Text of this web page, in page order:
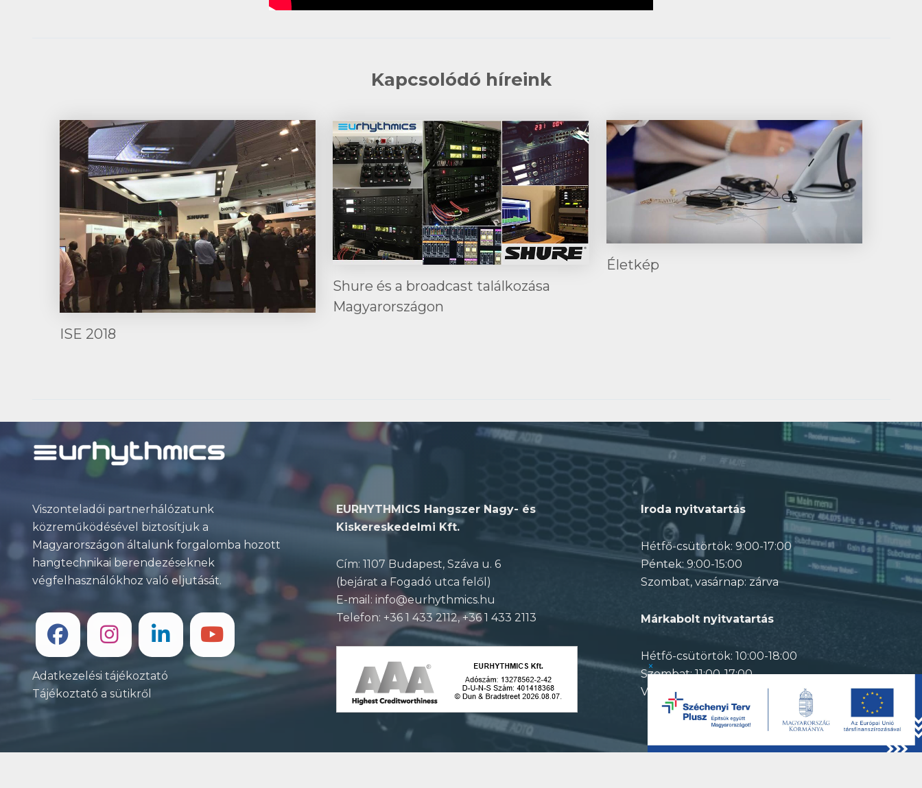
Kapcsolódó híreink
ISE 2018
Shure és a broadcast találkozása
Magyarországon
Életkép
Post
navigation
Viszonteladói partnerhálózatunk
közreműködésével biztosítjuk a
Magyarországon általunk forgalomba hozott
hangtechnikai berendezéseknek
végfelhasználókhoz való eljutását.
Adatkezelési tájékoztató
Tájékoztató a sütikről
EURHYTHMICS Hangszer Nagy- és
Kiskereskedelmi Kft.
Cím: 1107 Budapest, Száva u. 6
(bejárat a Fogadó utca felől)
E-mail: info@eurhythmics.hu
Telefon: +36 1 433 2112, +36 1 433 2113
Iroda nyitvatartás
Hétfő-csütörtök: 9:00-17:00
Péntek: 9:00-15:00
Szombat, vasárnap: zárva
Márkabolt nyitvatartás
Hétfő-csütörtök: 10:00-18:00
Szombat: 11:00-17:00
Vasárnap: zárva
×